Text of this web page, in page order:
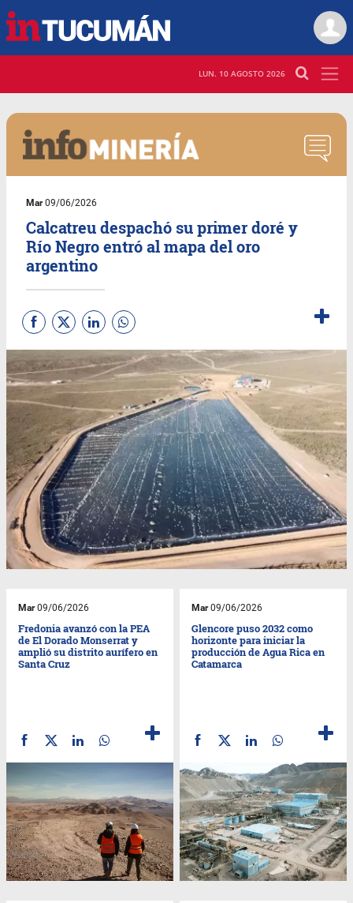
LUN. 10 AGOSTO 2026
Mar09/06/2026
Calcatreu despachó su primer doré y
Río Negro entró al mapa del oro
argentino
Mar09/06/2026
Fredonia avanzó con la PEA
de El Dorado Monserrat y
amplió su distrito aurífero en
Santa Cruz
Mar09/06/2026
Glencore puso 2032 como
horizonte para iniciar la
producción de Agua Rica en
Catamarca